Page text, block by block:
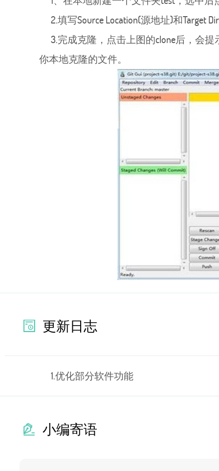
2.填写Source Location(源地址)和Target
3.完成克隆，点击上图的clone后，会
你本地克隆的文件。
更新日志
1.优化部分软件功能
小编寄语